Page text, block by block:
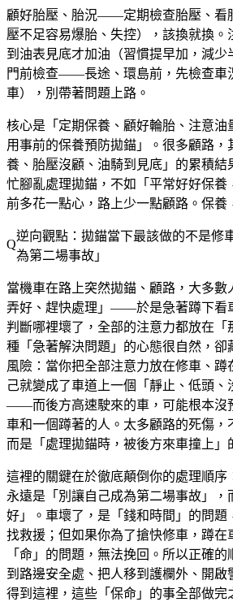
顧好胎壓、胎況——定期檢查胎壓、看
壓不足容易爆胎、失控），該換就換
到油表見底才加油（習慣提早加，減少
門前檢查——長途、環島前，先檢查車
車），別帶著問題上路。
核心是「定期保養、顧好輪胎、注意
用事前的保養預防拋錨」。很多顧路，
養、胎壓沒顧、油騎到見底」的累積結
忙腳亂處理拋錨，不如「平常好好保養
前多花一點心，路上少一點顧路。保養
逆向觀點：拋錨當下最該做的不是修
為第二場事故」
當機車在路上突然拋錨、顧路，大多數
弄好、趕快處理」——於是急著蹲下看
判斷哪裡壞了，全部的注意力都放在「
種「急著解決問題」的心態很自然，卻
風險：當你把全部注意力放在修車、蹲
己就變成了車道上一個「靜止、低頭
——而後方高速駛來的車，可能根本沒
車和一個蹲著的人。太多顧路的死傷，
而是「處理拋錨時，被後方來車撞上」
這裡的關鍵在於徹底顛倒你的處理順序
永遠是「別讓自己成為第二場事故」，
好」。車壞了，是「錢和時間」的問題
找救援；但如果你為了搶快修車，蹲在
「命」的問題，無法挽回。所以正確
到路邊安全處、把人移到護欄外、開啟
得到這裡，這些「保命」的事全部做完